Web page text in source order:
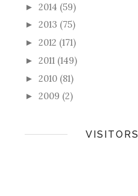
► 2014 (59)
► 2013 (75)
► 2012 (171)
► 2011 (149)
► 2010 (81)
► 2009 (2)
VISITORS